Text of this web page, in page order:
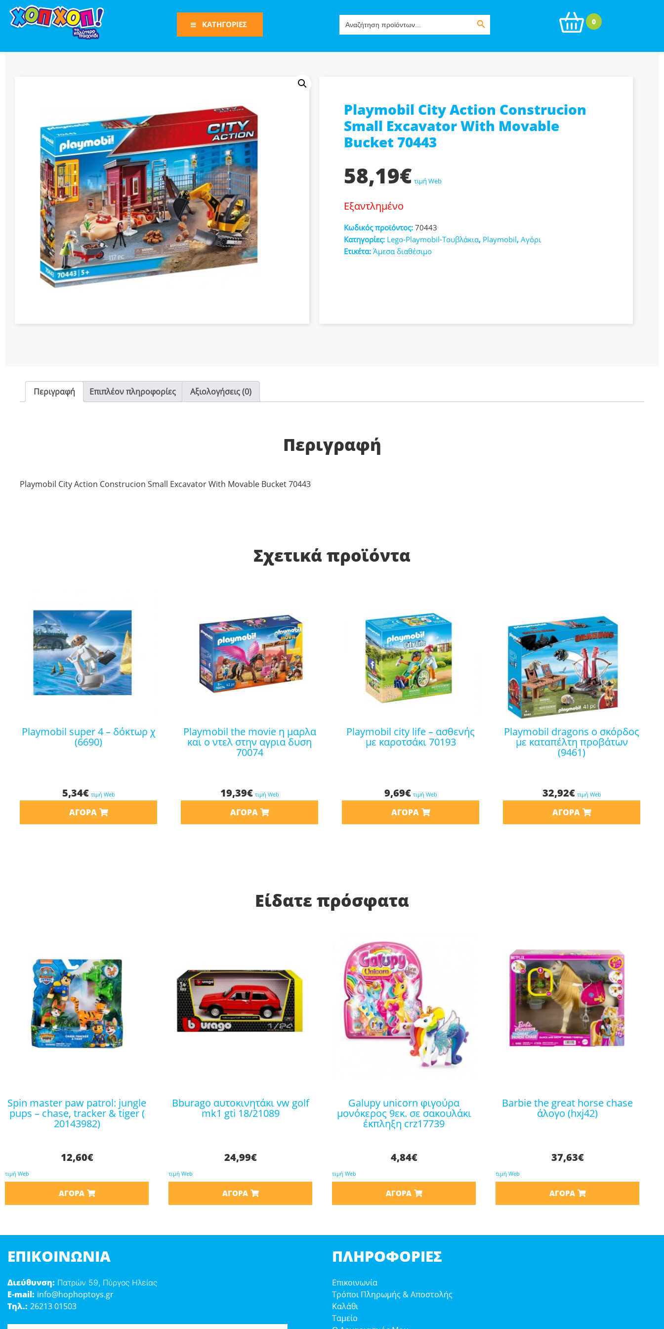
for:
Search Button
0
ΚΑΤΗΓΟΡΙΕΣ
Φιγούρες Δράσης
Φιγούρες
Τρένα
Bruder
Οχήματα
Πίστες-Γκαράζ
Παιχνίδια Ρόλων-Μίμησης
Play Set
Όπλα
Διάφορες Κατασκευές
Σπόρ
Playmobil City Action Construcion
Small Excavator With Movable
Bucket 70443
58,19€ τιμή Web
Εξαντλημένο
Κωδικός προϊόντος: 70443
Κατηγορίες: Lego-Playmobil-Τουβλάκια, Playmobil, Αγόρι
Ετικέτα: Άμεσα διαθέσιμο
Περιγραφή Επιπλέον πληροφορίες Αξιολογήσεις (0)
Περιγραφή
Playmobil City Action Construcion Small Excavator With Movable Bucket 70443
Σχετικά προϊόντα
playmobil super 4 – δόκτωρ χ
(6690)
5,34€ τιμή Web
ΑΓΟΡΆ
playmobil the movie η μαρλα
και ο ντελ στην αγρια δυση
70074
19,39€ τιμή Web
ΑΓΟΡΆ
playmobil city life – ασθενής
με καροτσάκι 70193
9,69€ τιμή Web
ΑΓΟΡΆ
playmobil dragons ο σκόρδος
με καταπέλτη προβάτων
(9461)
32,92€ τιμή Web
ΑΓΟΡΆ
Είδατε πρόσφατα
spin master paw patrol: jungle
pups – chase, tracker & tiger (
20143982)
12,60€
τιμή Web
ΑΓΟΡΆ
bburago αυτοκινητάκι vw golf
mk1 gti 18/21089
24,99€
τιμή Web
ΑΓΟΡΆ
galupy unicorn φιγούρα
μονόκερος 9εκ. σε σακουλάκι
έκπληξη crz17739
4,84€
τιμή Web
ΑΓΟΡΆ
barbie the great horse chase
άλογο (hxj42)
37,63€
τιμή Web
ΑΓΟΡΆ
ΕΠΙΚΟΙΝΩΝΊΑ
Διεύθυνση: Πατρών 59, Πύργος Ηλείας
E-mail: info@hophoptoys.gr
Τηλ.: 26213 01503
ΠΛΗΡΟΦΟΡΊΕΣ
Επικοινωνία
Τρόποι Πληρωμής & Αποστολής
Καλάθι
Ταμείο